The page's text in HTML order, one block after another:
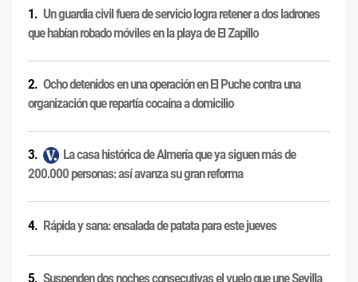
Un guardia civil fuera de servicio logra retener a dos ladrones
que habían robado móviles en la playa de El Zapillo
Ocho detenidos en una operación en El Puche contra una
organización que repartía cocaína a domicilio
La casa histórica de Almería que ya siguen más de
200.000 personas: así avanza su gran reforma
Rápida y sana: ensalada de patata para este jueves
Suspenden dos noches consecutivas el vuelo que une Sevilla